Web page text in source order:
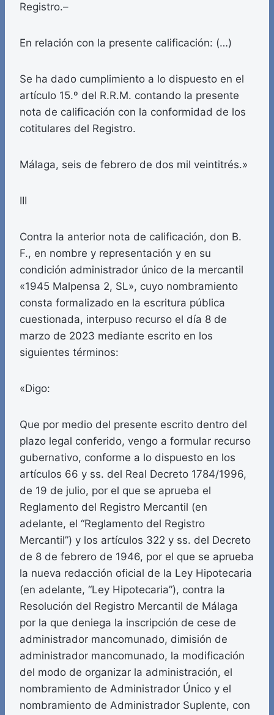
Registro.–
En relación con la presente calificación: (…)
Se ha dado cumplimiento a lo dispuesto en el
artículo 15.º del R.R.M. contando la presente
nota de calificación con la conformidad de los
cotitulares del Registro.
Málaga, seis de febrero de dos mil veintitrés.»
III
Contra la anterior nota de calificación, don B.
F., en nombre y representación y en su
condición administrador único de la mercantil
«1945 Malpensa 2, SL», cuyo nombramiento
consta formalizado en la escritura pública
cuestionada, interpuso recurso el día 8 de
marzo de 2023 mediante escrito en los
siguientes términos:
«Digo:
Que por medio del presente escrito dentro del
plazo legal conferido, vengo a formular recurso
gubernativo, conforme a lo dispuesto en los
artículos 66 y ss. del Real Decreto 1784/1996,
de 19 de julio, por el que se aprueba el
Reglamento del Registro Mercantil (en
adelante, el “Reglamento del Registro
Mercantil”) y los artículos 322 y ss. del Decreto
de 8 de febrero de 1946, por el que se aprueba
la nueva redacción oficial de la Ley Hipotecaria
(en adelante, “Ley Hipotecaria”), contra la
Resolución del Registro Mercantil de Málaga
por la que deniega la inscripción de cese de
administrador mancomunado, dimisión de
administrador mancomunado, la modificación
del modo de organizar la administración, el
nombramiento de Administrador Único y el
nombramiento de Administrador Suplente, con